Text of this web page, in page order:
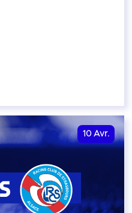
10 Avr.